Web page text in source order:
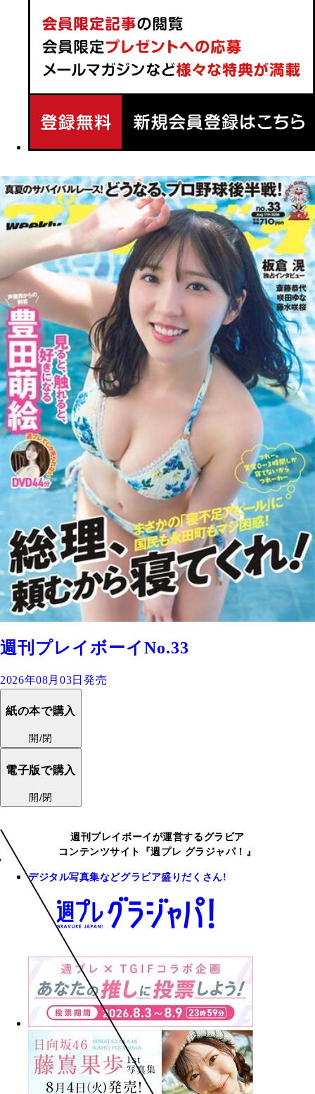
週刊プレイボーイNo.33
2026年08月03日発売
紙の本で購入
開/閉
電子版で購入
開/閉
週刊プレイボーイが運営するグラビア
コンテンツサイト『週プレ グラジャパ！』
デジタル写真集などグラビア盛りだくさん!